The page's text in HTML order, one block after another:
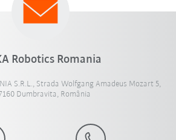
Robotics Romania
S.R.L., Strada Wolfgang Amadeus Mozart 5,
Dumbravita, România